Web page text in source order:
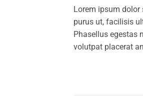
Lorem ipsum dolor
purus ut, facilisis
Phasellus egestas
volutpat placerat